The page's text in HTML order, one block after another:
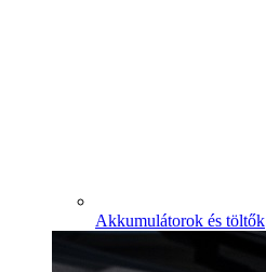
Akkumulátorok és töltők